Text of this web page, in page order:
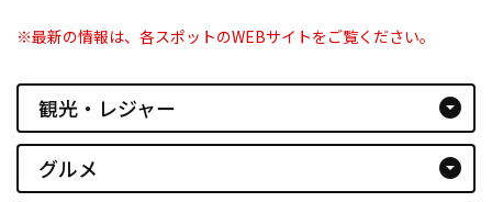
※最新の情報は、各スポットのWEBサイトをご覧ください。
観光・レジャー arrow_drop_down_circle
グルメ arrow_drop_down_circle